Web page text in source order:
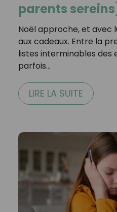
parents
Noël approche, et avec
aux cadeaux. Entre la
listes interminables des
parfois…
LIRE LA SUITE